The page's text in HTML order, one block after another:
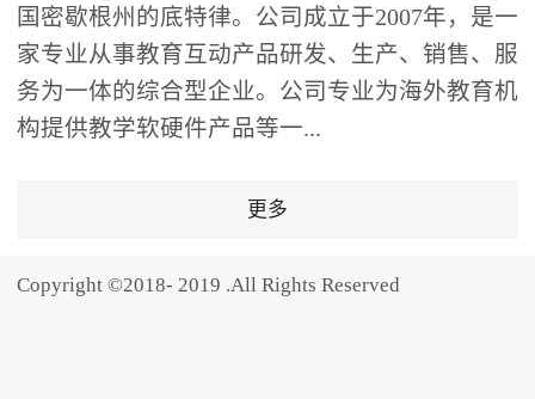
反馈：包含简答题、观点
阐述等开放式互动，鼓励
学生自由表达思考过程，
培养批判性思维与表达能
功能增加课堂趣味性，同
国密歇根州的底特律。公司成立于2007年，是一
家专业从事教育互动产品研发、生产、销售、服
务为一体的综合型企业。公司专业为海外教育机
构提供教学软硬件产品等一...
更多
Copyright ©2018- 2019 .All Rights Reserved